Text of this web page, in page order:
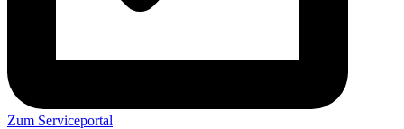
Zum Serviceportal